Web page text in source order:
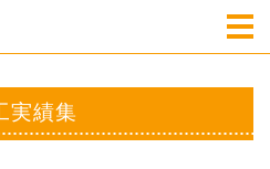
実績集